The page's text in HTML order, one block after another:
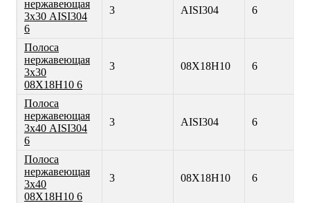
нержавеющая
3х30 AISI304
6
3 AISI304 6
Полоса
нержавеющая
3х30
08Х18Н10 6
3 08Х18Н10 6
Полоса
нержавеющая
3х40 AISI304
6
3 AISI304 6
Полоса
нержавеющая
3х40
08Х18Н10 6
3 08Х18Н10 6